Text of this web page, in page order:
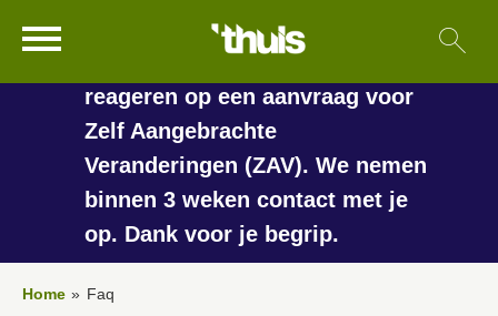
Naar hoofdinhoud
Naar hoofdnavigatiemenu
Naar zoeken
Naar de homepage
Ga naar Hoofd
langer duren voordat we
reageren op een aanvraag voor
Zelf Aangebrachte
Veranderingen (ZAV). We nemen
binnen 3 weken contact met je
op. Dank voor je begrip.
Home Faq